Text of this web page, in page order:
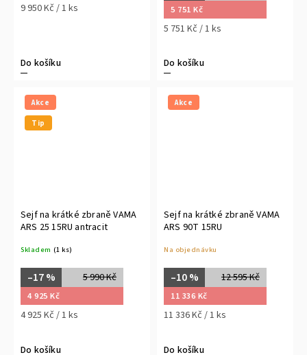
9 950 Kč / 1 ks
Do košíku
5 751 Kč
5 751 Kč / 1 ks
Do košíku
Akce
Tip
Sejf na krátké zbraně VAMA
ARS 25 15RU antracit
Skladem (1 ks)
5 990 Kč
–17 %
4 925 Kč
4 925 Kč / 1 ks
Do košíku
Akce
Sejf na krátké zbraně VAMA
ARS 90T 15RU
Na objednávku
12 595 Kč
–10 %
11 336 Kč
11 336 Kč / 1 ks
Do košíku